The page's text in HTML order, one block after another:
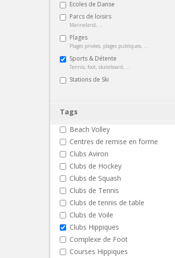
Ecoles de Danse
Parcs de loisirs
Marineland, ...
Plages
Plages privées, plages publiques, ...
Sports & Détente
Tennis, foot, skateboard, ...
Stations de Ski
Tags
Beach Volley
Centres de remise en forme
Clubs Aviron
Clubs de Hockey
Clubs de Squash
Clubs de Tennis
Clubs de tennis de table
Clubs de Voile
Clubs Hippiques
Complexe de Foot
Courses Hippiques